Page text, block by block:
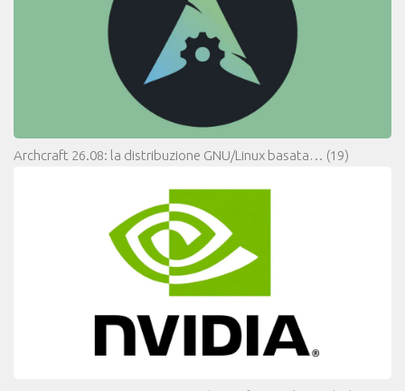
Archcraft 26.08: la distribuzione GNU/Linux basata… (19)